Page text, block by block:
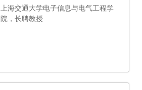
上海交通大学电子信息与电气工程学
院，长聘教授